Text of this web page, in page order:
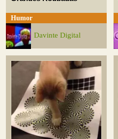
Humor
Davinte Digital